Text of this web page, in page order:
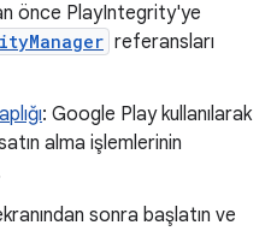
önce PlayIntegrity'ye
referansları
: Google Play kullanılarak
alma işlemlerinin
sonra başlatın ve